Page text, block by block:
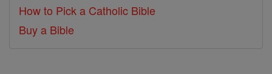
How to Pick a Catholic Bible
Buy a Bible